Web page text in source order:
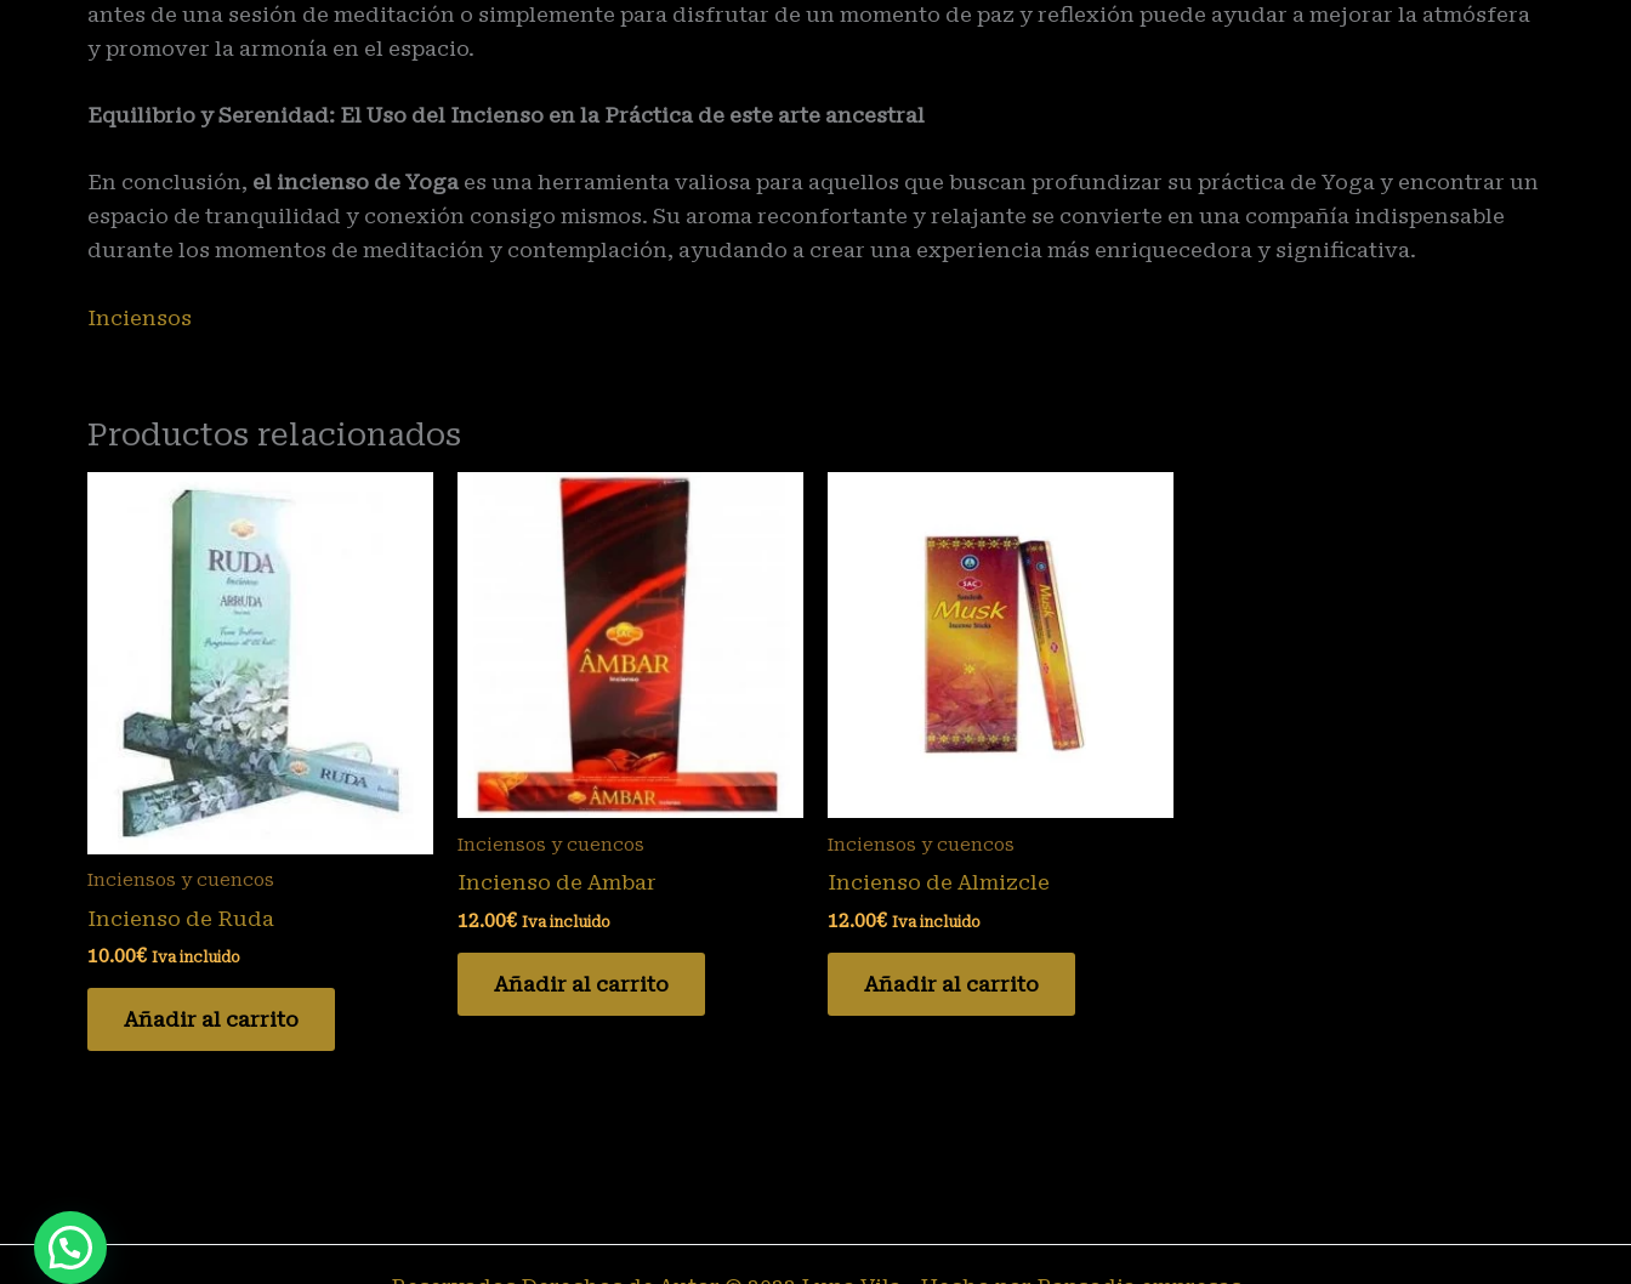
antes de una sesión de meditación o simplemente para disfrutar de un momento de paz y reflexión puede ayudar a mejorar la atmósfera
y promover la armonía en el espacio.
Equilibrio y Serenidad: El Uso del Incienso en la Práctica de este arte ancestral
En conclusión, el incienso de Yoga es una herramienta valiosa para aquellos que buscan profundizar su práctica de Yoga y encontrar un
espacio de tranquilidad y conexión consigo mismos. Su aroma reconfortante y relajante se convierte en una compañía indispensable
durante los momentos de meditación y contemplación, ayudando a crear una experiencia más enriquecedora y significativa.
Inciensos
Productos relacionados
Inciensos y cuencos
Incienso de Ruda
10.00€ Iva incluido
Añadir al carrito
Inciensos y cuencos
Incienso de Ambar
12.00€ Iva incluido
Añadir al carrito
Inciensos y cuencos
Incienso de Almizcle
12.00€ Iva incluido
Añadir al carrito